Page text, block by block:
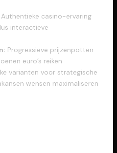
Authentieke casino-ervaring
interactieve
Progressieve prijzenpotten
euro’s reiken
varianten voor strategische
wensen maximaliseren